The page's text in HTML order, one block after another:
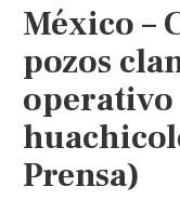
México –
pozos
Prensa)